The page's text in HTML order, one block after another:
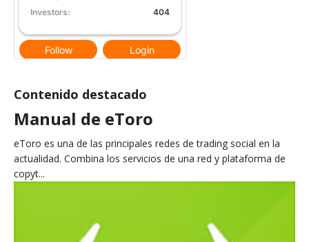
Contenido destacado
Manual de eToro
eToro es una de las principales redes de trading social en la
actualidad. Combina los servicios de una red y plataforma de
copyt...